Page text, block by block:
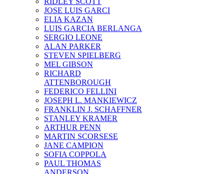
JOSE LUIS GARCI
ELIA KAZAN
LUIS GARCIA BERLANGA
SERGIO LEONE
ALAN PARKER
STEVEN SPIELBERG
MEL GIBSON
RICHARD
ATTENBOROUGH
FEDERICO FELLINI
JOSEPH L. MANKIEWICZ
FRANKLIN J. SCHAFFNER
STANLEY KRAMER
ARTHUR PENN
MARTIN SCORSESE
JANE CAMPION
SOFIA COPPOLA
PAUL THOMAS
ANDERSON